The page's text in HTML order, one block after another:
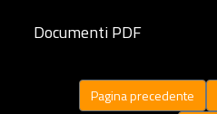
Documenti PDF
Pagina precedente